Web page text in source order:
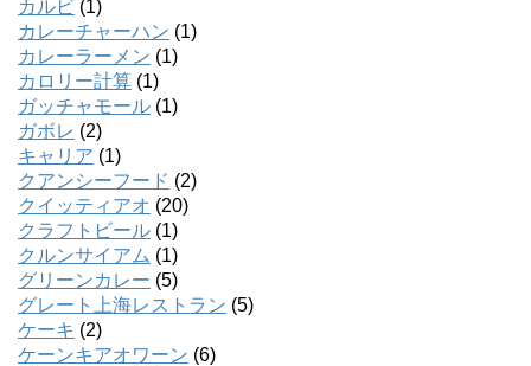
カルビ (1)
カレーチャーハン (1)
カレーラーメン (1)
カロリー計算 (1)
ガッチャモール (1)
ガボレ (2)
キャリア (1)
クアンシーフード (2)
クイッティアオ (20)
クラフトビール (1)
クルンサイアム (1)
グリーンカレー (5)
グレート上海レストラン (5)
ケーキ (2)
ケーンキアオワーン (6)